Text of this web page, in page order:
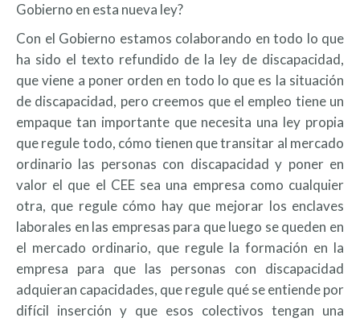
Gobierno en esta nueva ley?
Con el Gobierno estamos colaborando en todo lo que
ha sido el texto refundido de la ley de discapacidad,
que viene a poner orden en todo lo que es la situación
de discapacidad, pero creemos que el empleo tiene un
empaque tan importante que necesita una ley propia
que regule todo, cómo tienen que transitar al mercado
ordinario las personas con discapacidad y poner en
valor el que el CEE sea una empresa como cualquier
otra, que regule cómo hay que mejorar los enclaves
laborales en las empresas para que luego se queden en
el mercado ordinario, que regule la formación en la
empresa para que las personas con discapacidad
adquieran capacidades, que regule qué se entiende por
difícil inserción y que esos colectivos tengan una